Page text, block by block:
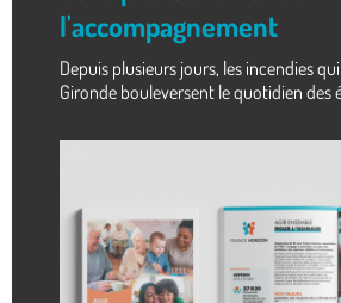
l'accompagnement
Depuis plusieurs jours, les incendies
Gironde bouleversent le quotidien des